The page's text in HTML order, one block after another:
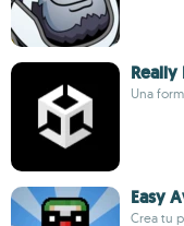
Really
Una
Easy
Crea tu